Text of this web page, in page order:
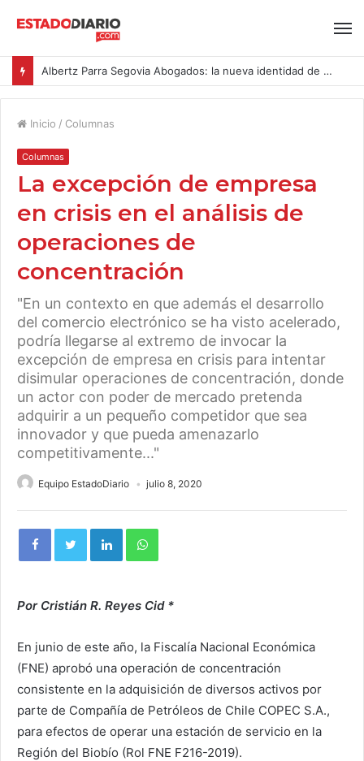
Albertz Parra Segovia Abogados: la nueva identidad de Segovia Consulting
Inicio / Columnas
Columnas
La excepción de empresa
en crisis en el análisis de
operaciones de
concentración
"En un contexto en que además el desarrollo
del comercio electrónico se ha visto acelerado,
podría llegarse al extremo de invocar la
excepción de empresa en crisis para intentar
disimular operaciones de concentración, donde
un actor con poder de mercado pretenda
adquirir a un pequeño competidor que sea
innovador y que pueda amenazarlo
competitivamente..."
Equipo EstadoDiario julio 8, 2020
Por Cristián R. Reyes Cid *
En junio de este año, la Fiscalía Nacional Económica
(FNE) aprobó una operación de concentración
consistente en la adquisición de diversos activos por
parte de Compañía de Petróleos de Chile COPEC S.A.,
para efectos de operar una estación de servicio en la
Región del Biobío (Rol FNE F216-2019).